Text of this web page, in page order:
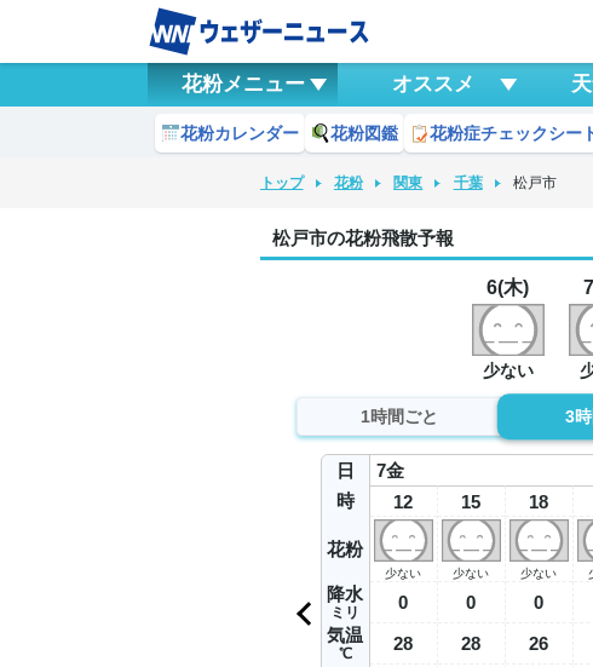
花粉メニュー オススメ
花粉カレンダー 花粉図鑑 花粉症チェックシー
トップ 花粉 関東 千葉 松戸市
松戸市の花粉飛散予報
6(木)
少ない
1時間ごと 3
日
時
花粉
降水
ミリ
気温
℃
7金
12
少ない
0
28
15
少ない
0
28
18
少ない
0
26